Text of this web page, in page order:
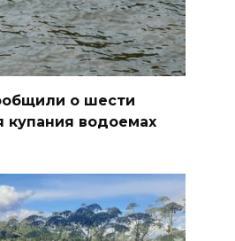
о шести
купания водоемах